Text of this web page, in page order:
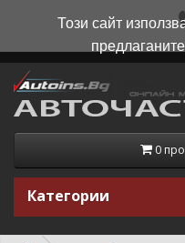
0
Категории
Този сайт